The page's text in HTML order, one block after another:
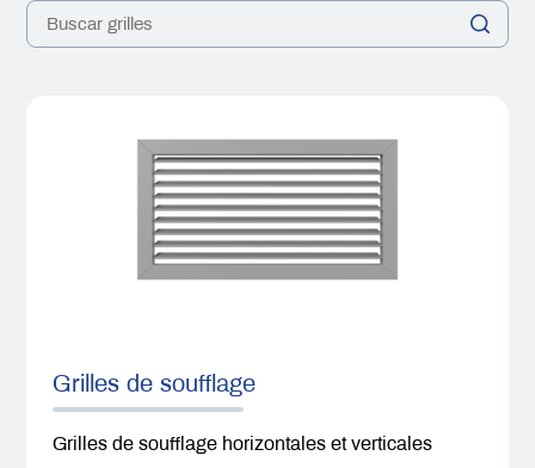
Grilles de soufflage
Grilles de soufflage horizontales et verticales